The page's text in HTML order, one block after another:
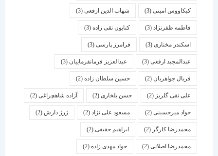
کیکاووس امینی(3) شهاب الدین ارفعی(3)
فاطمه ظفرنژاد(3) کتایون تقی زاده(3)
اسكندر مختاری (3) فرامرز پارسی(3)
عبدالمجید ارفعی(3) عبدالعزیز فرمانفرماییان(3)
فریال جواهریان(2) حسین سلطان زاده(2)
علی نقی گلریز(2) حسن بلخاری(2) آزاده شاهچراغی(2)
جواد میرحسینی(2) مسعود علی نژاد(2) ژرژ دارش (2)
محمدرضا کارگر(2) ابراهیم حقیقی(2)
محمدرضا اصلانی(2) جواد مهدی زاده(2)